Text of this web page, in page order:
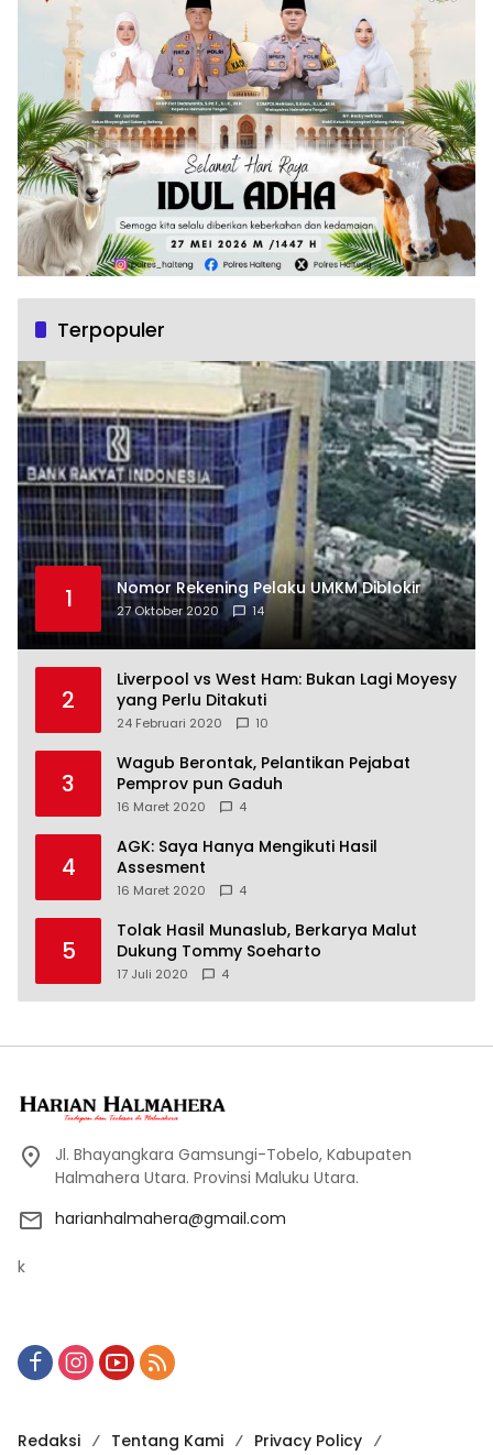
Terpopuler
1 Nomor Rekening Pelaku UMKM Diblokir
27 Oktober 2020 14
2
Liverpool vs West Ham: Bukan Lagi Moyesy
yang Perlu Ditakuti
24 Februari 2020 10
3
Wagub Berontak, Pelantikan Pejabat
Pemprov pun Gaduh
16 Maret 2020 4
4
AGK: Saya Hanya Mengikuti Hasil
Assesment
16 Maret 2020 4
5
Tolak Hasil Munaslub, Berkarya Malut
Dukung Tommy Soeharto
17 Juli 2020 4
Jl. Bhayangkara Gamsungi-Tobelo, Kabupaten
Halmahera Utara. Provinsi Maluku Utara.
harianhalmahera@gmail.com
k
Redaksi Tentang Kami Privacy Policy